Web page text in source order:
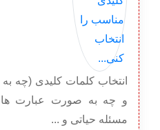
انتخاب کلمات کلیدی (چه
و چه به صورت عبارت
مسئله حیاتی و ...